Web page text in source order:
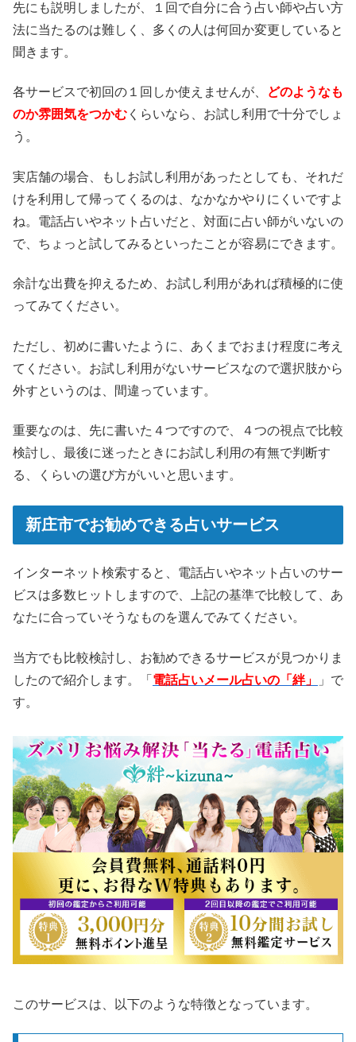
先にも説明しましたが、１回で自分に合う占い師や占い方
法に当たるのは難しく、多くの人は何回か変更していると
聞きます。
各サービスで初回の１回しか使えませんが、
どのようなも
のか雰囲気をつかむ くらいなら、お試し利用で十分でしょ
う。
実店舗の場合、もしお試し利用があったとしても、それだ
けを利用して帰ってくるのは、なかなかやりにくいですよ
ね。電話占いやネット占いだと、対面に占い師がいないの
で、ちょっと試してみるといったことが容易にできます。
余計な出費を抑えるため、お試し利用があれば積極的に使
ってみてください。
ただし、初めに書いたように、あくまでおまけ程度に考え
てください。お試し利用がないサービスなので選択肢から
外すというのは、間違っています。
重要なのは、先に書いた４つですので、４つの視点で比較
検討し、最後に迷ったときにお試し利用の有無で判断す
る、くらいの選び方がいいと思います。
新庄市でお勧めできる占いサービス
インターネット検索すると、電話占いやネット占いのサー
ビスは多数ヒットしますので、上記の基準で比較して、あ
なたに合っていそうなものを選んでみてください。
当方でも比較検討し、お勧めできるサービスが見つかりま
したので紹介します。「 電話占いメール占いの「絆」
」で
す。
このサービスは、以下のような特徴となっています。